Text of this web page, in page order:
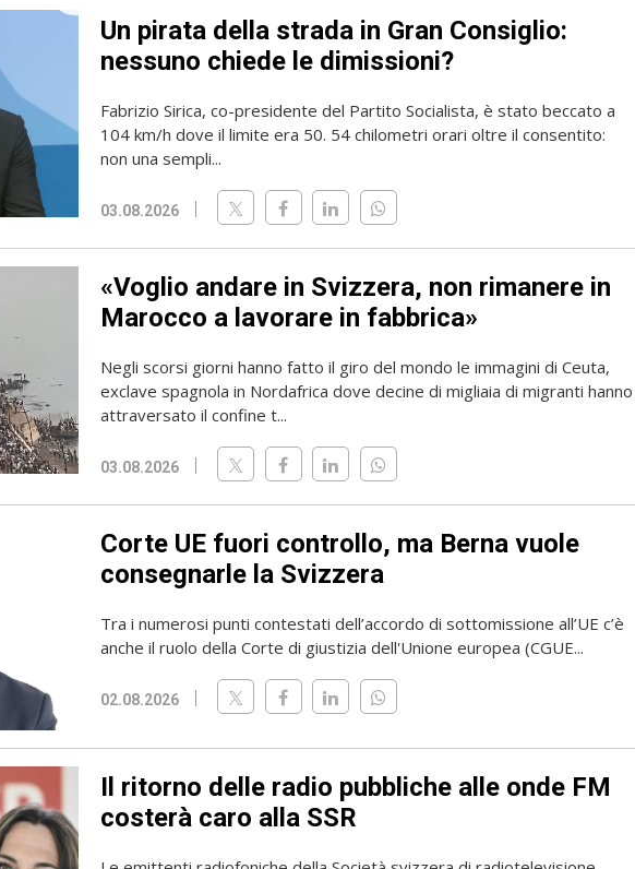
Un pirata della strada in Gran Consiglio:
nessuno chiede le dimissioni?
Fabrizio Sirica, co-presidente del Partito Socialista, è stato beccato a
104 km/h dove il limite era 50. 54 chilometri orari oltre il consentito:
non una sempli...
03.08.2026
«Voglio andare in Svizzera, non rimanere in
Marocco a lavorare in fabbrica»
Negli scorsi giorni hanno fatto il giro del mondo le immagini di Ceuta,
exclave spagnola in Nordafrica dove decine di migliaia di migranti hanno
attraversato il confine t...
03.08.2026
Corte UE fuori controllo, ma Berna vuole
consegnarle la Svizzera
Tra i numerosi punti contestati dell’accordo di sottomissione all’UE c’è
anche il ruolo della Corte di giustizia dell'Unione europea (CGUE...
02.08.2026
Il ritorno delle radio pubbliche alle onde FM
costerà caro alla SSR